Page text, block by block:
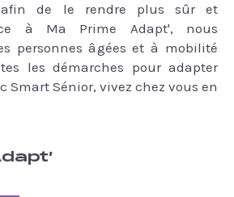
afin de le rendre plus sûr et
à Ma Prime Adapt', nous
personnes âgées et à mobilité
les démarches pour adapter
Smart Sénior, vivez chez vous en